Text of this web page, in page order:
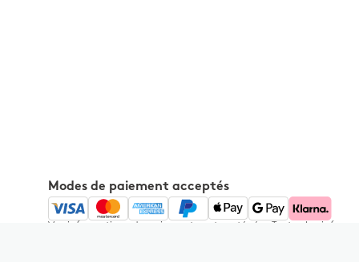
Modes de paiement acceptés
Vos informations de paiement sont protégées.Toutes les